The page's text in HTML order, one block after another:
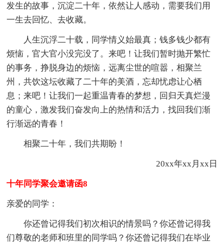
发生的故事，沉淀二十年，依然让人感动，需要我们用
一生去回忆、去收藏。
人生沉浮二十载，同学情义始最真；钱多钱少都有
烦恼，官大官小没完没了。来吧！让我们暂时抛开繁忙
的事务，挣脱身边的烦恼，远离尘世的喧嚣，相聚兰
州，共饮这坛收藏了二十年的美酒，忘却忧虑让心栖
息；来吧！让我们一起重温青春的梦想，回归天真烂漫
的童心，激发我们奋发向上的热情和活力，找回我们渐
行渐远的青春！
相聚二十年，我们共期盼！
20xx年xx月xx日
十年同学聚会邀请函8
亲爱的同学：
你还曾记得我们初次相识的情景吗？你还曾记得我
们尊敬的老师和班里的同学吗？你还曾记得我们在毕业